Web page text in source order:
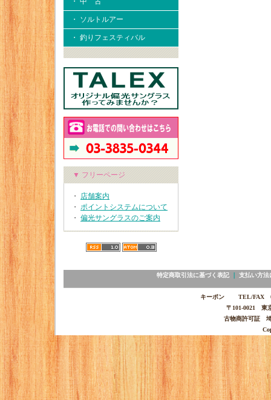
・ ソルトルアー
・ 釣りフェスティバル
▼ フリーページ
・ 店舗案内
・ ポイントシステムについて
・ 偏光サングラスのご案内
特定商取引法に基づく表記｜ 支払い方法
キーポン TEL/FAX
〒101-0021 東
古物商許可証